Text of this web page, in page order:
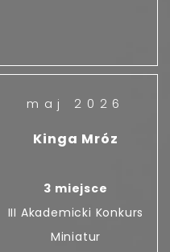
maj 2026
Kinga Mróz
3 miejsce
III Akademicki Konkurs
Miniatur